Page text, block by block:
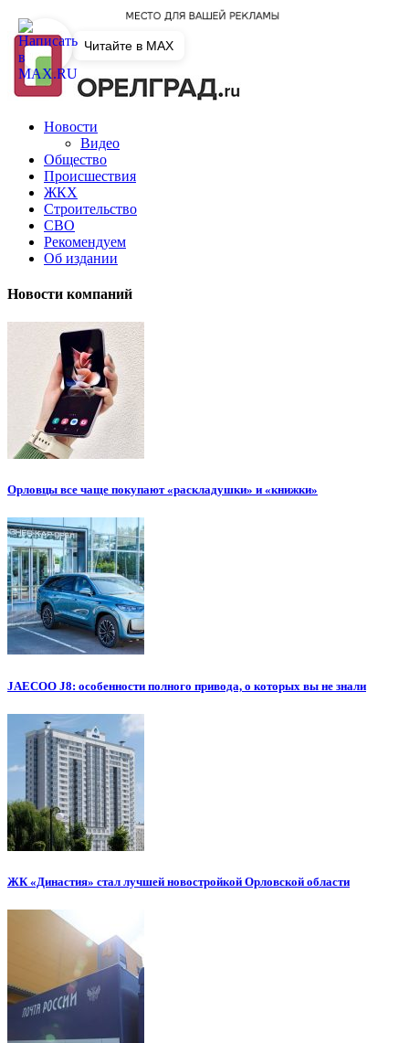
Новости
Видео
Общество
Происшествия
ЖКХ
Строительство
СВО
Рекомендуем
Об издании
Новости компаний
Орловцы все чаще покупают «раскладушки» и «книжки»
JAECOO J8: особенности полного привода, о которых вы не знали
ЖК «Династия» стал лучшей новостройкой Орловской области
Читайте в MAX